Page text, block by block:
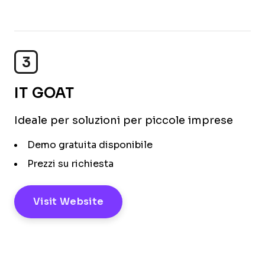
3
IT GOAT
Ideale per soluzioni per piccole imprese
Demo gratuita disponibile
Prezzi su richiesta
Visit Website